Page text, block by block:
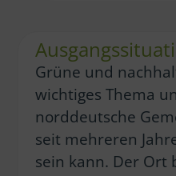
Grüne und
wichtiges Thema
norddeutsche
seit mehreren
sein kann. Der Ort